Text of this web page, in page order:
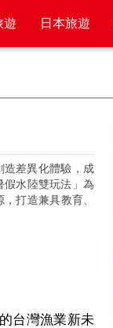
遊 日本旅遊
造差異化體驗，成
水陸雙玩法」為
打造兼具教育、
台灣漁業新未